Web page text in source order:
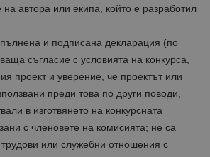
на автора или екипа, който е разработил
и подписана декларация (по
съгласие с условията на конкурса,
проект и уверение, че проектът или
преди това по други поводи,
в изготвянето на конкурсната
с членовете на комисията; не са
или служебни отношения с